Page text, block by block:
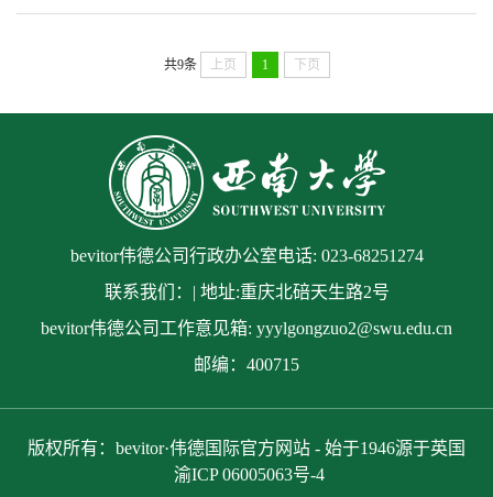
共9条 上页 1 下页
bevitor伟德公司行政办公室电话: 023-68251274
联系我们：| 地址:重庆北碚天生路2号
bevitor伟德公司工作意见箱: yyylgongzuo2@swu.edu.cn
邮编：400715
版权所有：bevitor·伟德国际官方网站 - 始于1946源于英国
渝ICP 06005063号-4